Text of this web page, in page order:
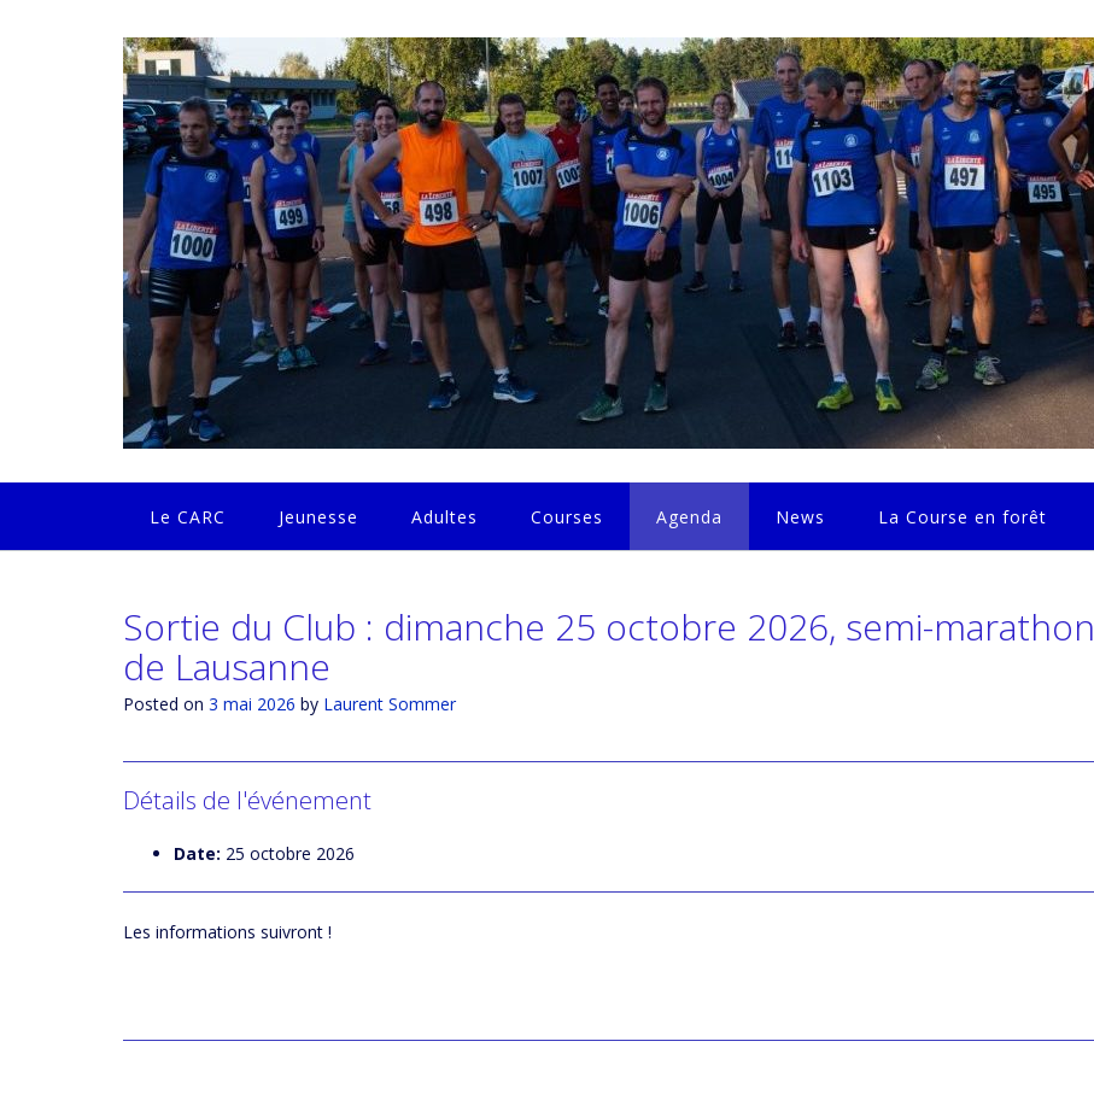
Le CARC Jeunesse Adultes Courses Agenda News La Course en forêt
Sortie du Club : dimanche 25 octobre 2026, semi-marathon
de Lausanne
Posted on 3 mai 2026 by Laurent Sommer
Détails de l'événement
Date: 25 octobre 2026
Les informations suivront !